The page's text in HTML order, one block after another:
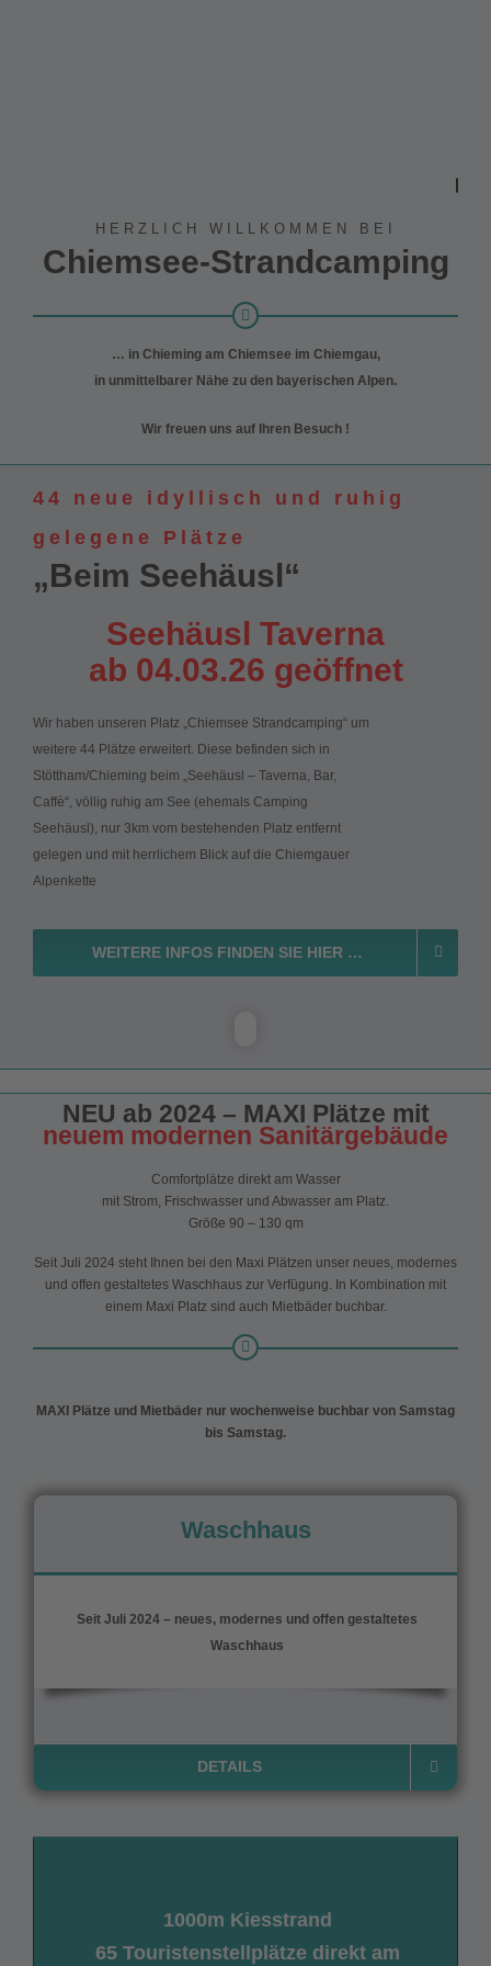
HERZLICH WILLKOMMEN BEI
Chiemsee-Strandcamping
… in Chieming am Chiemsee im Chiemgau,
in unmittelbarer Nähe zu den bayerischen Alpen.
Wir freuen uns auf Ihren Besuch !
44 neue idyllisch und ruhig
gelegene Plätze
„Beim Seehäusl“
Seehäusl Taverna
ab 04.03.26 geöffnet
Wir haben unseren Platz „Chiemsee Strandcamping“ um
weitere 44 Plätze erweitert. Diese befinden sich in
Stöttham/Chieming beim „Seehäusl – Taverna, Bar,
Caffè“, völlig ruhig am See (ehemals Camping
Seehäusl), nur 3km vom bestehenden Platz entfernt
gelegen und mit herrlichem Blick auf die Chiemgauer
Alpenkette
WEITERE INFOS FINDEN SIE HIER …
NEU ab 2024 – MAXI Plätze mit
neuem modernen Sanitärgebäude
Comfortplätze direkt am Wasser
mit Strom, Frischwasser und Abwasser am Platz.
Größe 90 – 130 qm
Seit Juli 2024 steht Ihnen bei den Maxi Plätzen unser neues, modernes
und offen gestaltetes Waschhaus zur Verfügung. In Kombination mit
einem Maxi Platz sind auch Mietbäder buchbar.
MAXI Plätze und Mietbäder nur wochenweise buchbar von Samstag
bis Samstag.
Waschhaus
Seit Juli 2024 – neues, modernes und offen gestaltetes
Waschhaus
DETAILS
1000m Kiesstrand
65 Touristenstellplätze direkt am